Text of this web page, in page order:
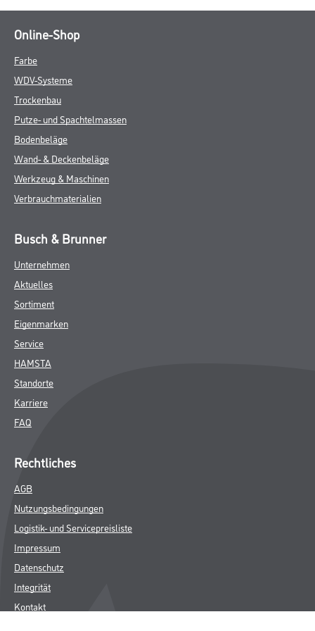
Online-Shop
Farbe
WDV-Systeme
Trockenbau
Putze- und Spachtelmassen
Bodenbeläge
Wand- & Deckenbeläge
Werkzeug & Maschinen
Verbrauchmaterialien
Busch & Brunner
Unternehmen
Aktuelles
Sortiment
Eigenmarken
Service
HAMSTA
Standorte
Karriere
FAQ
Rechtliches
AGB
Nutzungsbedingungen
Logistik- und Servicepreisliste
Impressum
Datenschutz
Integrität
Kontakt